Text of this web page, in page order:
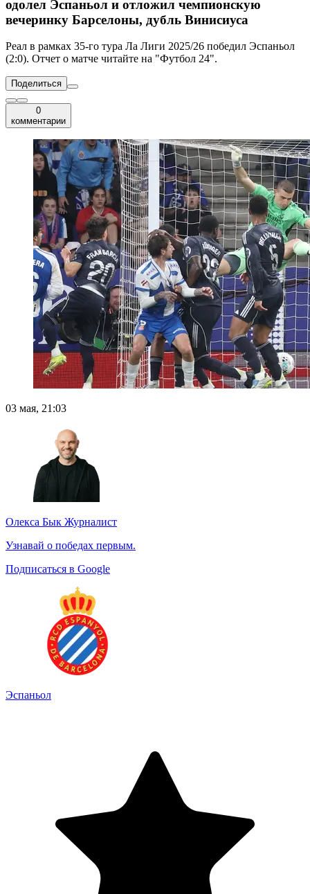
одолел Эспаньол и отложил чемпионскую
вечеринку Барселоны, дубль Винисиуса
Реал в рамках 35-го тура Ла Лиги 2025/26 победил Эспаньол
(2:0). Отчет о матче читайте на "Футбол 24".
Поделиться
0
комментарии
03 мая, 21:03
Олекса Бык Журналист
Узнавай о победах первым.
Подписаться в Google
Эспаньол